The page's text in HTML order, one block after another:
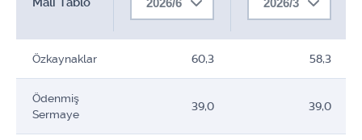
2026/6 2026/3
Özkaynaklar 60,3 58,3
Ödenmiş
Sermaye
39,0 39,0